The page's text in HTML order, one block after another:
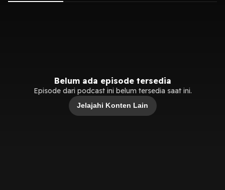
Belum ada episode tersedia
Episode dari podcast ini belum tersedia saat ini.
Jelajahi Konten Lain